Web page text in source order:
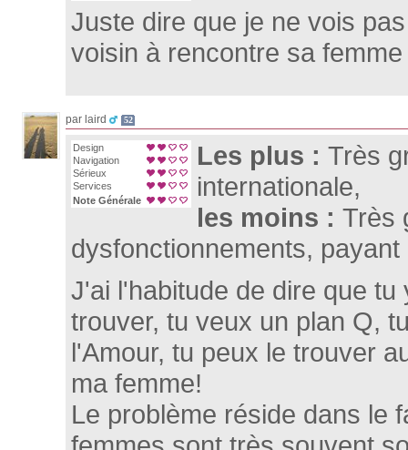
Juste dire que je ne vois
voisin à rencontre sa
par laird 52
Design
Navigation
Sérieux
Services
Note Générale
Les plus : Très
internationale,
les moins : Très
dysfonctionnements,
J'ai l'habitude de dire que
trouver, tu veux un plan Q,
l'Amour, tu peux le trouver
ma femme!
Le problème réside dans le